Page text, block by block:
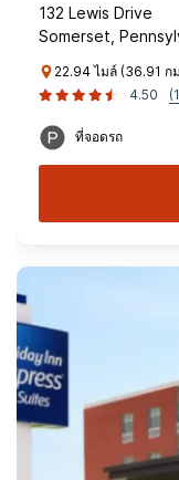
132 Lewis Drive
Somerset,
22.94 ไมล์ (36.91 ก
4.50
ที่จอดรถ